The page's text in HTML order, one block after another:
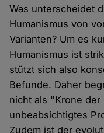
Was unterscheidet
Humanismus von
Varianten? Um es
Humanismus ist
stützt sich also
Befunde. Daher
nicht als "Krone
unbeabsichtigtes
Zudem ist der